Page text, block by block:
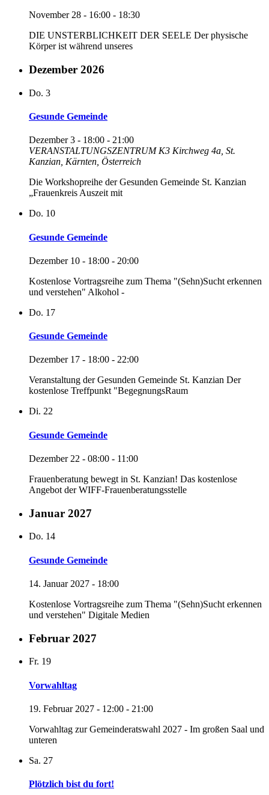
November 28 - 16:00 - 18:30
DIE UNSTERBLICHKEIT DER SEELE Der physische
Körper ist während unseres
Dezember 2026
Do. 3
Gesunde Gemeinde
Dezember 3 - 18:00 - 21:00
VERANSTALTUNGSZENTRUM K3 Kirchweg 4a, St.
Kanzian, Kärnten, Österreich
Die Workshopreihe der Gesunden Gemeinde St. Kanzian
„Frauenkreis Auszeit mit
Do. 10
Gesunde Gemeinde
Dezember 10 - 18:00 - 20:00
Kostenlose Vortragsreihe zum Thema "(Sehn)Sucht erkennen
und verstehen" Alkohol -
Do. 17
Gesunde Gemeinde
Dezember 17 - 18:00 - 22:00
Veranstaltung der Gesunden Gemeinde St. Kanzian Der
kostenlose Treffpunkt "BegegnungsRaum
Di. 22
Gesunde Gemeinde
Dezember 22 - 08:00 - 11:00
Frauenberatung bewegt in St. Kanzian! Das kostenlose
Angebot der WIFF-Frauenberatungsstelle
Januar 2027
Do. 14
Gesunde Gemeinde
14. Januar 2027 - 18:00
Kostenlose Vortragsreihe zum Thema "(Sehn)Sucht erkennen
und verstehen" Digitale Medien
Februar 2027
Fr. 19
Vorwahltag
19. Februar 2027 - 12:00 - 21:00
Vorwahltag zur Gemeinderatswahl 2027 - Im großen Saal und
unteren
Sa. 27
Plötzlich bist du fort!